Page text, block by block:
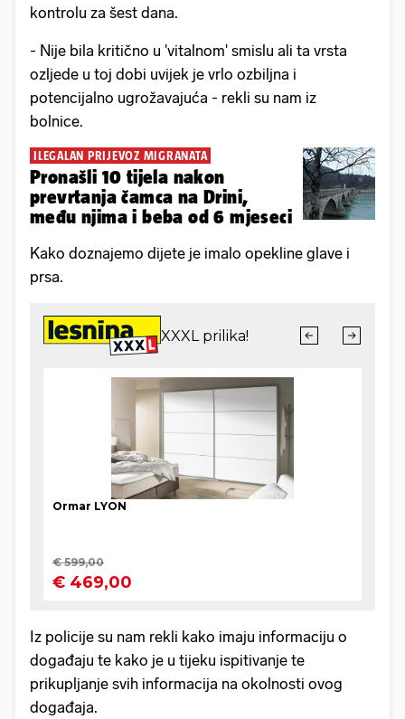
kontrolu za šest dana.
- Nije bila kritično u 'vitalnom' smislu ali ta vrsta
ozljede u toj dobi uvijek je vrlo ozbiljna i
potencijalno ugrožavajuća - rekli su nam iz
bolnice.
ILEGALAN PRIJEVOZ MIGRANATA
Pronašli 10 tijela nakon
prevrtanja čamca na Drini,
među njima i beba od 6 mjeseci
Kako doznajemo dijete je imalo opekline glave i
prsa.
Iz policije su nam rekli kako imaju informaciju o
događaju te kako je u tijeku ispitivanje te
prikupljanje svih informacija na okolnosti ovog
događaja.